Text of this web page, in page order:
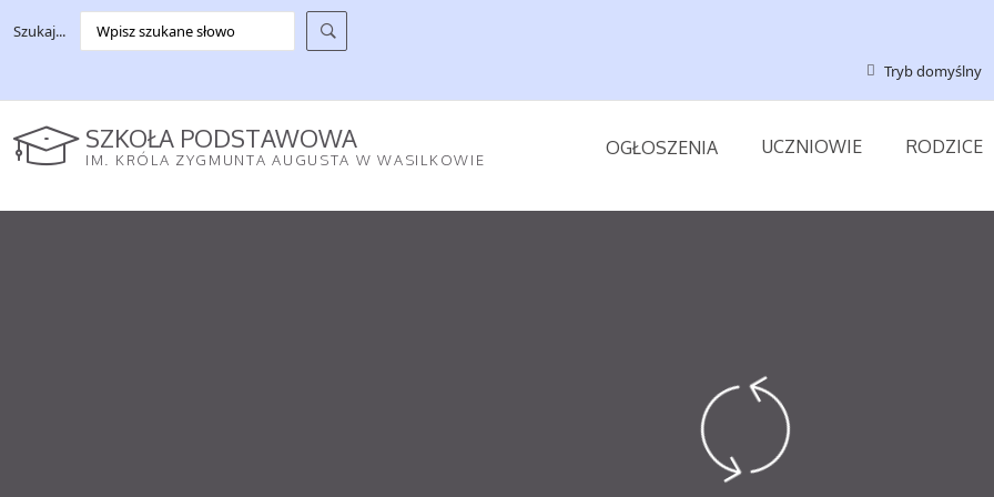
Szukaj...
Tryb domyślny
SZKOŁA PODSTAWOWA
IM. KRÓLA ZYGMUNTA AUGUSTA W WASILKOWIE
OGŁOSZENIA UCZNIOWIE RODZICE